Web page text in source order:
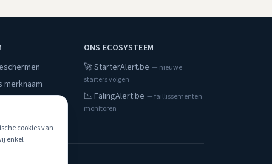
merknaam
ONS ECOSYSTEEM
🚀 StarterAlert.be — nieuwe
starters volgen
📉 FalingAlert.be — faillissementen
monitoren
cookies van
enkel